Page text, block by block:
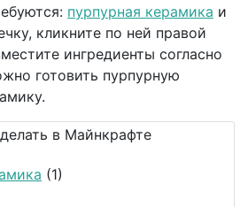
пурпурная керамика и
кликните по ней правой
ингредиенты согласно
готовить пурпурную
(1)